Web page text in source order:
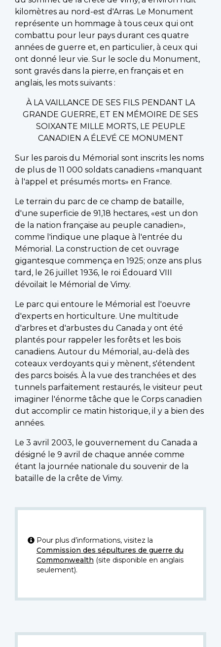
kilomètres au nord-est d'Arras. Le Monument
représente un hommage à tous ceux qui ont
combattu pour leur pays durant ces quatre
années de guerre et, en particulier, à ceux qui
ont donné leur vie. Sur le socle du Monument,
sont gravés dans la pierre, en français et en
anglais, les mots suivants :
À LA VAILLANCE DE SES FILS PENDANT LA
GRANDE GUERRE, ET EN MÉMOIRE DE SES
SOIXANTE MILLE MORTS, LE PEUPLE
CANADIEN A ÉLEVÉ CE MONUMENT
Sur les parois du Mémorial sont inscrits les noms
de plus de 11 000 soldats canadiens «manquant
à l'appel et présumés morts» en France.
Le terrain du parc de ce champ de bataille,
d'une superficie de 91,18 hectares, «est un don
de la nation française au peuple canadien»,
comme l'indique une plaque à l'entrée du
Mémorial. La construction de cet ouvrage
gigantesque commença en 1925; onze ans plus
tard, le 26 juillet 1936, le roi Édouard VIII
dévoilait le Mémorial de Vimy.
Le parc qui entoure le Mémorial est l'oeuvre
d'experts en horticulture. Une multitude
d'arbres et d'arbustes du Canada y ont été
plantés pour rappeler les forêts et les bois
canadiens. Autour du Mémorial, au-delà des
coteaux verdoyants qui y mènent, s'étendent
des parcs boisés. À la vue des tranchées et des
tunnels parfaitement restaurés, le visiteur peut
imaginer l'énorme tâche que le Corps canadien
dut accomplir ce matin historique, il y a bien des
années.
Le 3 avril 2003, le gouvernement du Canada a
désigné le 9 avril de chaque année comme
étant la journée nationale du souvenir de la
bataille de la crête de Vimy.
Pour plus d’informations, visitez la
Commission des sépultures de guerre du
Commonwealth (site disponible en anglais
seulement).